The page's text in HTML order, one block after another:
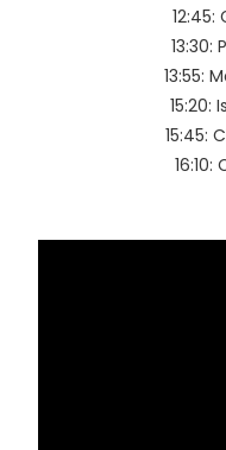
12:45:
13:30:
13:55:
15:20:
15:45: